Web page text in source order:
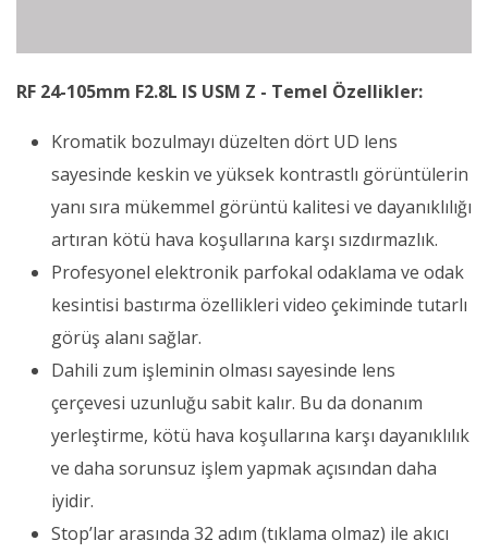
RF 24-105mm F2.8L IS USM Z - Temel Özellikler:
Kromatik bozulmayı düzelten dört UD lens
sayesinde keskin ve yüksek kontrastlı görüntülerin
yanı sıra mükemmel görüntü kalitesi ve dayanıklılığı
artıran kötü hava koşullarına karşı sızdırmazlık.
Profesyonel elektronik parfokal odaklama ve odak
kesintisi bastırma özellikleri video çekiminde tutarlı
görüş alanı sağlar.
Dahili zum işleminin olması sayesinde lens
çerçevesi uzunluğu sabit kalır. Bu da donanım
yerleştirme, kötü hava koşullarına karşı dayanıklılık
ve daha sorunsuz işlem yapmak açısından daha
iyidir.
Stop’lar arasında 32 adım (tıklama olmaz) ile akıcı